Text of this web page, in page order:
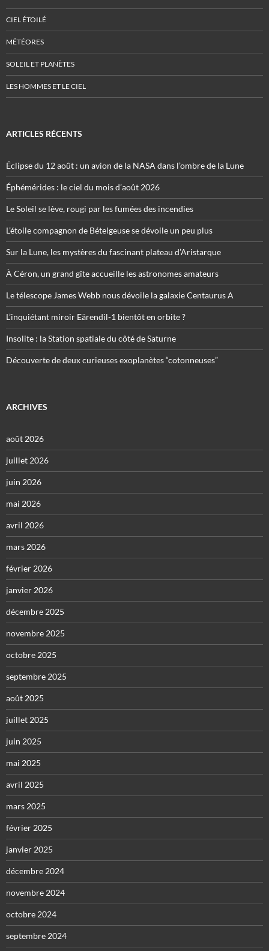
CIEL ÉTOILÉ
MÉTÉORES
SOLEIL ET PLANÈTES
LES HOMMES ET LE CIEL
ARTICLES RÉCENTS
Éclipse du 12 août : un avion de la NASA dans l’ombre de la Lune
Éphémérides : le ciel du mois d’août 2026
Le Soleil se lève, rougi par les fumées des incendies
L’étoile compagnon de Bételgeuse se dévoile un peu plus
Sur la Lune, les mystères du fascinant plateau d’Aristarque
À Céron, un grand gîte accueille les astronomes amateurs
Le télescope James Webb nous dévoile la galaxie Centaurus A
L’inquiétant miroir Eärendil-1 bientôt en orbite ?
Insolite : la Station spatiale du côté de Saturne
Découverte de deux curieuses exoplanètes “cotonneuses”
ARCHIVES
août 2026
juillet 2026
juin 2026
mai 2026
avril 2026
mars 2026
février 2026
janvier 2026
décembre 2025
novembre 2025
octobre 2025
septembre 2025
août 2025
juillet 2025
juin 2025
mai 2025
avril 2025
mars 2025
février 2025
janvier 2025
décembre 2024
novembre 2024
octobre 2024
septembre 2024